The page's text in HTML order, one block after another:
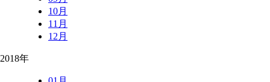
10月
11月
12月
2018年